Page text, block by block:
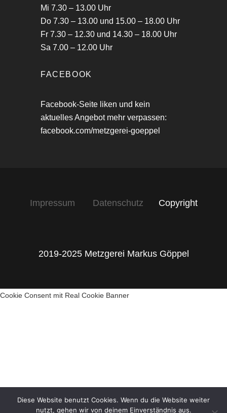
Mi 7.30 – 13.00 Uhr
Do 7.30 – 13.00 und 15.00 – 18.00 Uhr
Fr 7.30 – 12.30 und 14.30 – 18.00 Uhr
Sa 7.00 – 12.00 Uhr
FACEBOOK
Facebook-Seite liken und kein
aktuelles Angebot mehr verpassen:
facebook.com/metzgerei-goeppel
Impressum Datenschutz Copyright
2019-2025 Metzgerei Markus Göppel
Cookie Consent mit Real Cookie Banner
Diese Website benutzt Cookies. Wenn du die Website weiter
nutzt, gehen wir von deinem Einverständnis aus.